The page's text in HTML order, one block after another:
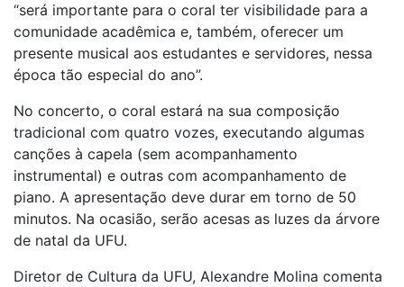
“será importante para o coral ter visibilidade para a
comunidade acadêmica e, também, oferecer um
presente musical aos estudantes e servidores, nessa
época tão especial do ano”.
No concerto, o coral estará na sua composição
tradicional com quatro vozes, executando algumas
canções à capela (sem acompanhamento
instrumental) e outras com acompanhamento de
piano. A apresentação deve durar em torno de 50
minutos. Na ocasião, serão acesas as luzes da árvore
de natal da UFU.
Diretor de Cultura da UFU, Alexandre Molina comenta